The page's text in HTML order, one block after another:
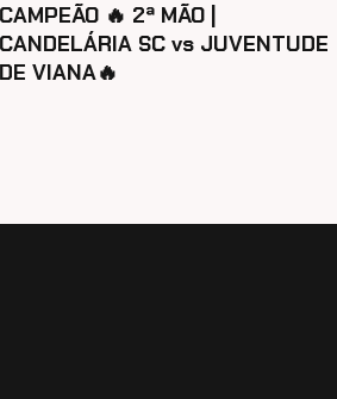
CAMPEÃO 🔥 2ª MÃO |
CANDELÁRIA SC vs JUVENTUDE
DE VIANA🔥